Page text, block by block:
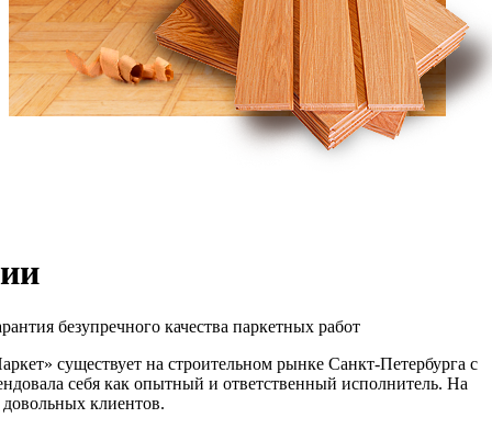
безупречного качества паркетных работ
существует на строительном рынке Санкт-Петербурга с
себя как опытный и ответственный исполнитель. На
клиентов.